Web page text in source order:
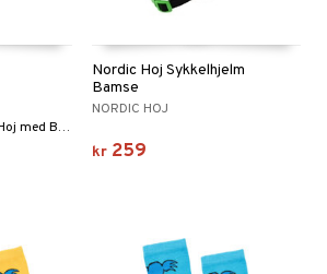
Skatehjelm fra Nordic Hoj med Bamse motiv.
Nordic Hoj Sykkelhjelm
Bamse
NORDIC HOJ
kr 259